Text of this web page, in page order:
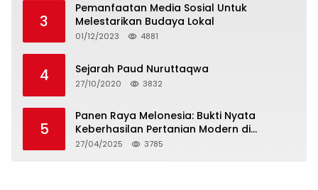
3
Pemanfaatan Media Sosial Untuk
Melestarikan Budaya Lokal
01/12/2023 4881
4 Sejarah Paud Nuruttaqwa
27/10/2020 3832
5
Panen Raya Melonesia: Bukti Nyata
Keberhasilan Pertanian Modern di
Kabupaten Bekasi
27/04/2025 3785